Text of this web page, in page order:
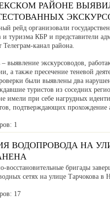
РАЙОНЕ
рейд организовали
и туризма КБР и представители
Телеграм-канал района.
выявление экскурсоводов,
а также пресечение теневой
были выявлены два
туристов из соседних
имели при себе нагрудных
подтверждающих прохождение
1
ВОДОПРОВОДА НА
восстановительные бригады
сетях на улице Тарчокова в
17